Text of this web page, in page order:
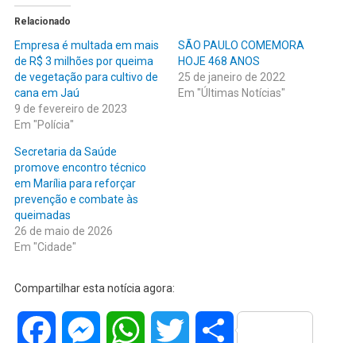
Relacionado
Empresa é multada em mais
de R$ 3 milhões por queima
de vegetação para cultivo de
cana em Jaú
9 de fevereiro de 2023
Em "Polícia"
SÃO PAULO COMEMORA
HOJE 468 ANOS
25 de janeiro de 2022
Em "Últimas Notícias"
Secretaria da Saúde
promove encontro técnico
em Marília para reforçar
prevenção e combate às
queimadas
26 de maio de 2026
Em "Cidade"
Compartilhar esta notícia agora:
Facebook MessengerWhatsAppTwitter Share